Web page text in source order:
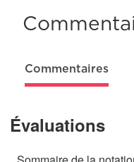
Commentaires